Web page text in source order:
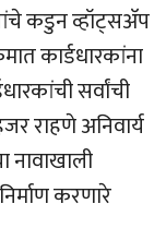
कडुन व्हॉट्सअ‍ॅप
कार्डधारकांना
सर्वांची
राहणे अनिवार्य
नावाखाली
करणारे